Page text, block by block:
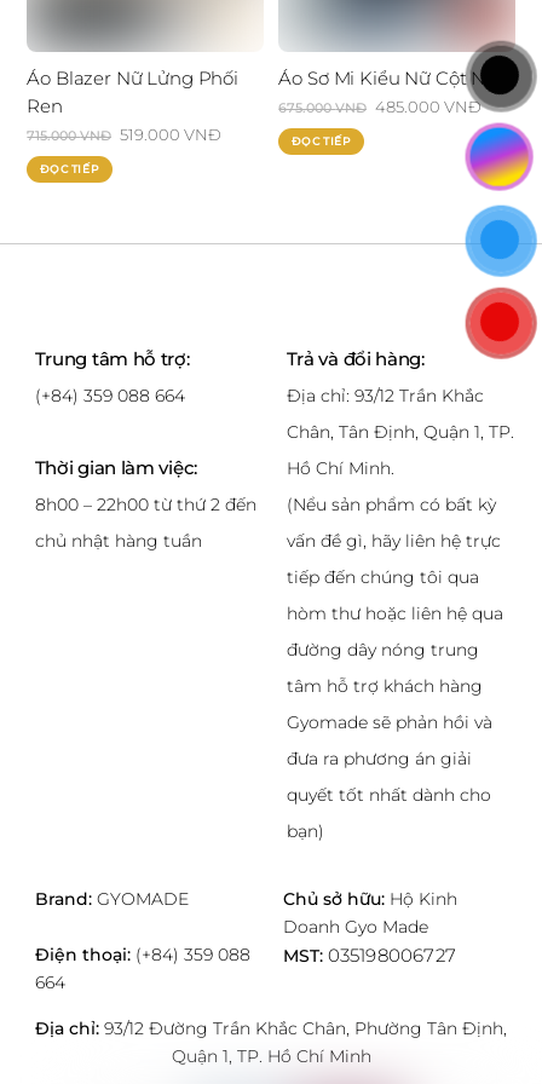
Áo Blazer Nữ Lửng Phối
Ren
715.000VNĐ
Giá
519.000 VNĐGiá
519.000 VNĐ.
ĐỌC TIẾP
Áo Sơ Mi Kiểu Nữ Cột Nơ
675.000VNĐ Giá
485.000 VNĐGiá
hiện
tại
là:
ĐỌC TIẾP
Trung tâm hỗ trợ:
(+84) 359 088 664
Thời gian làm việc:
8h00 – 22h00 từ thứ 2 đến
chủ nhật hàng tuần
Trả và đổi hàng:
Địa chỉ: 93/12 Trần Khắc
Chân, Tân Định, Quận 1, TP.
Hồ Chí Minh.
(Nểu sản phẩm có bất kỳ
vấn đề gì, hãy liên hệ trực
tiếp đến chúng tôi qua
hòm thư hoặc liên hệ qua
đường dây nóng trung
tâm hỗ trợ khách hàng
Gyomade sẽ phản hồi và
đưa ra phương án giải
quyết tốt nhất dành cho
bạn)
Brand:GYOMADE Chủ sở hữu:Hộ Kinh
Doanh Gyo Made
Điện thoại: (+84) 359 088
664
MST: 035198006727
Địa chỉ: 93/12 Đường Trần Khắc Chân, Phường Tân Định,
Quận 1, TP. Hồ Chí Minh